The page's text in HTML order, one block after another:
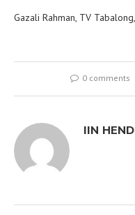
Gazali Rahman, TV
0 comments
IIN